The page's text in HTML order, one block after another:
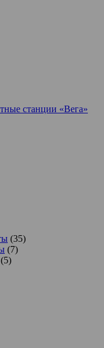
станции «Вега»
(35)
(7)
(5)